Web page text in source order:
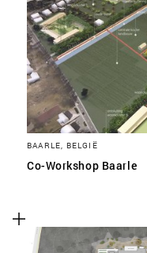
BAARLE, BELGIË
Co-Workshop Baarle